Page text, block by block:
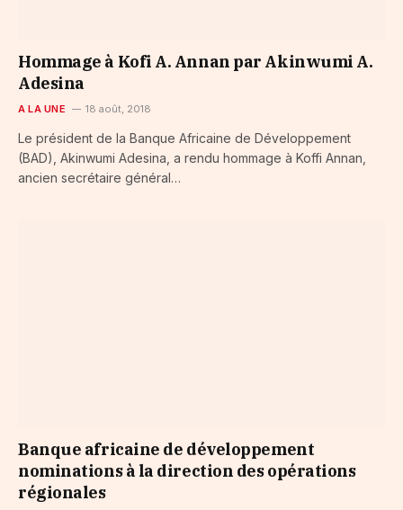
Hommage à Kofi A. Annan par Akinwumi A.
Adesina
A LA UNE 18 août, 2018
Le président de la Banque Africaine de Développement
(BAD), Akinwumi Adesina, a rendu hommage à Koffi Annan,
ancien secrétaire général…
Banque africaine de développement
nominations à la direction des opérations
régionales